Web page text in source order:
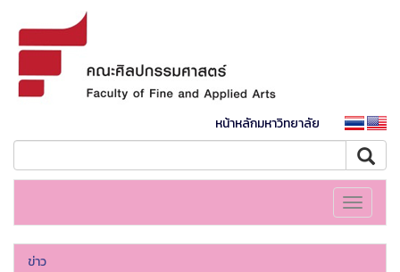
หน้าหลักมหาวิทยาลัย
Toggle
ข่าว